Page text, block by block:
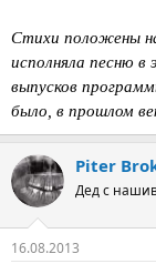
Стихи положены
исполняла песню в
выпусков
было, в прошлом
Piter
Дед с
16.08.2013